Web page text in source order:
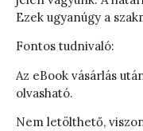
Ezek ugyanúgy a
Fontos tudnivaló:
Az eBook vásárlás
olvasható.
Nem letölthető,